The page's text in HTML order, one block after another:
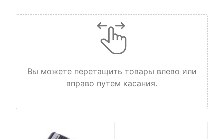
Вы можете перетащить товары влево или
вправо путем касания.